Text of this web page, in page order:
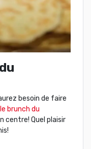
besoin de faire
le brunch du
centre! Quel plaisir